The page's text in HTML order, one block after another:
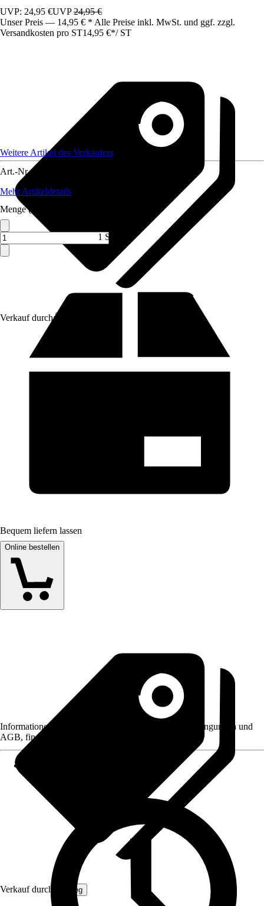
UVP: 24,95 €UVP24,95 €
Unser Preis — 14,95 € * Alle Preise inkl. MwSt. und ggf. zzgl.
Versandkosten pro ST14,95 €*/ ST
Verkauf durch:
Weitere Artikel des Verkäufers
Art.-Nr. 10474140
Mehr Artikeldetails
Menge (ST)
1 ST
Bequem liefern lassen
Online bestellen
Verkauf durch: Gimeg
Informationen des Verkäufers, wie z. B. Rückgabebedingungen und
AGB, finden Sie bei Klick auf den Verkäufernamen.